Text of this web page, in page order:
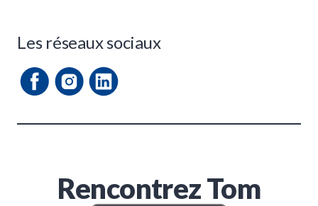
Les réseaux sociaux
RencontrezTom